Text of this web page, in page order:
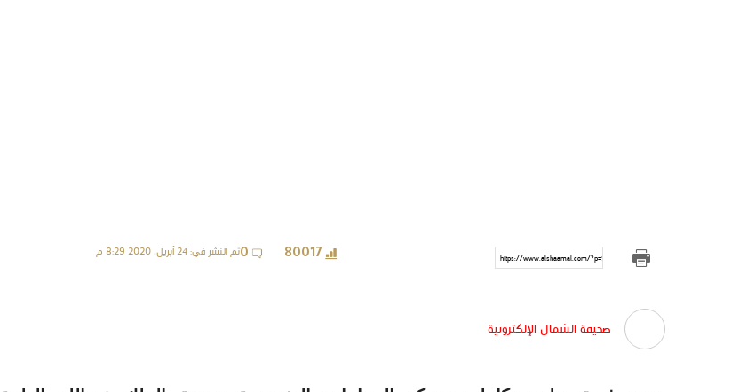
https://www.alshaamal.com/?p=94539
تم النشر في: 24 أبريل، 2020 8:29 م 80017
0
صحيفة الشمال الإلكترونية